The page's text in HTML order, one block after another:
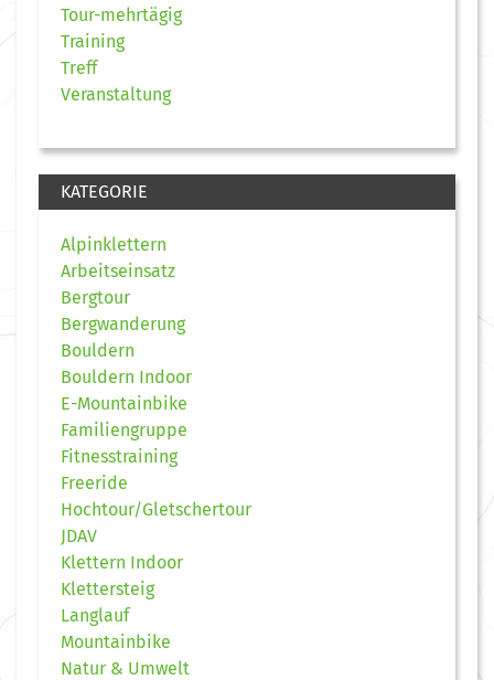
Tour-mehrtägig
Training
Treff
Veranstaltung
KATEGORIE
Alpinklettern
Arbeitseinsatz
Bergtour
Bergwanderung
Bouldern
Bouldern Indoor
E-Mountainbike
Familiengruppe
Fitnesstraining
Freeride
Hochtour/Gletschertour
JDAV
Klettern Indoor
Klettersteig
Langlauf
Mountainbike
Natur & Umwelt